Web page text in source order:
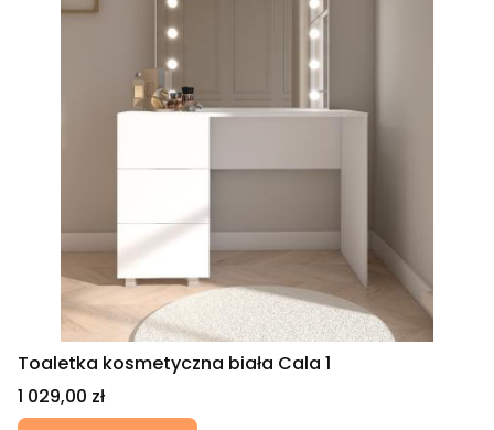
Toaletka kosmetyczna biała Cala 1
Cena
1 029,00 zł